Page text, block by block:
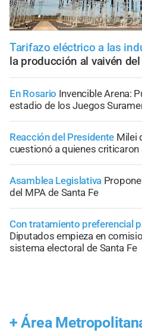
Tarifazo eléctrico a las
la producción al vaivén
En Rosario Invencible Arena:
estadio de los Juegos
Reacción del Presidente Milei
cuestionó a quienes criticaron
Asamblea Legislativa
del MPA de Santa Fe
Con tratamiento preferencial
Diputados empieza en
sistema electoral de Santa Fe
+ Área